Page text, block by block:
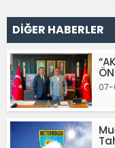
DİĞER HABERLER